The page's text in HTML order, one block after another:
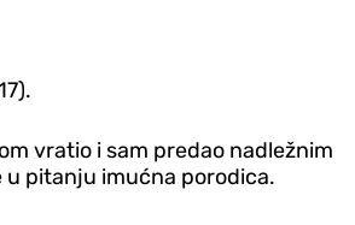
vratio i sam predao nadležnim
u pitanju imućna porodica.